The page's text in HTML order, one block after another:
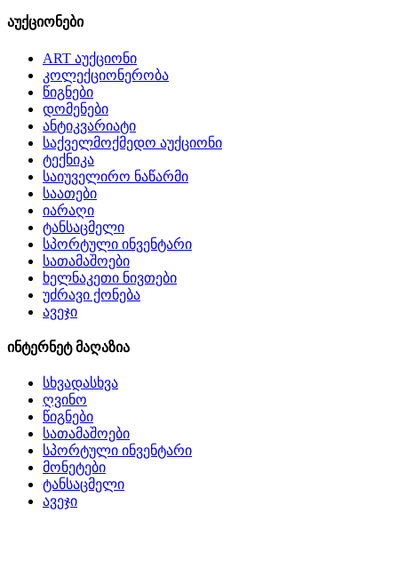
აუქციონები
ART აუქციონი
კოლექციონერობა
წიგნები
დომენები
ანტიკვარიატი
საქველმოქმედო აუქციონი
ტექნიკა
საიუველირო ნაწარმი
საათები
იარაღი
ტანსაცმელი
სპორტული ინვენტარი
სათამაშოები
ხელნაკეთი ნივთები
უძრავი ქონება
ავეჯი
ინტერნეტ მაღაზია
სხვადასხვა
ღვინო
წიგნები
სათამაშოები
სპორტული ინვენტარი
მონეტები
ტანსაცმელი
ავეჯი